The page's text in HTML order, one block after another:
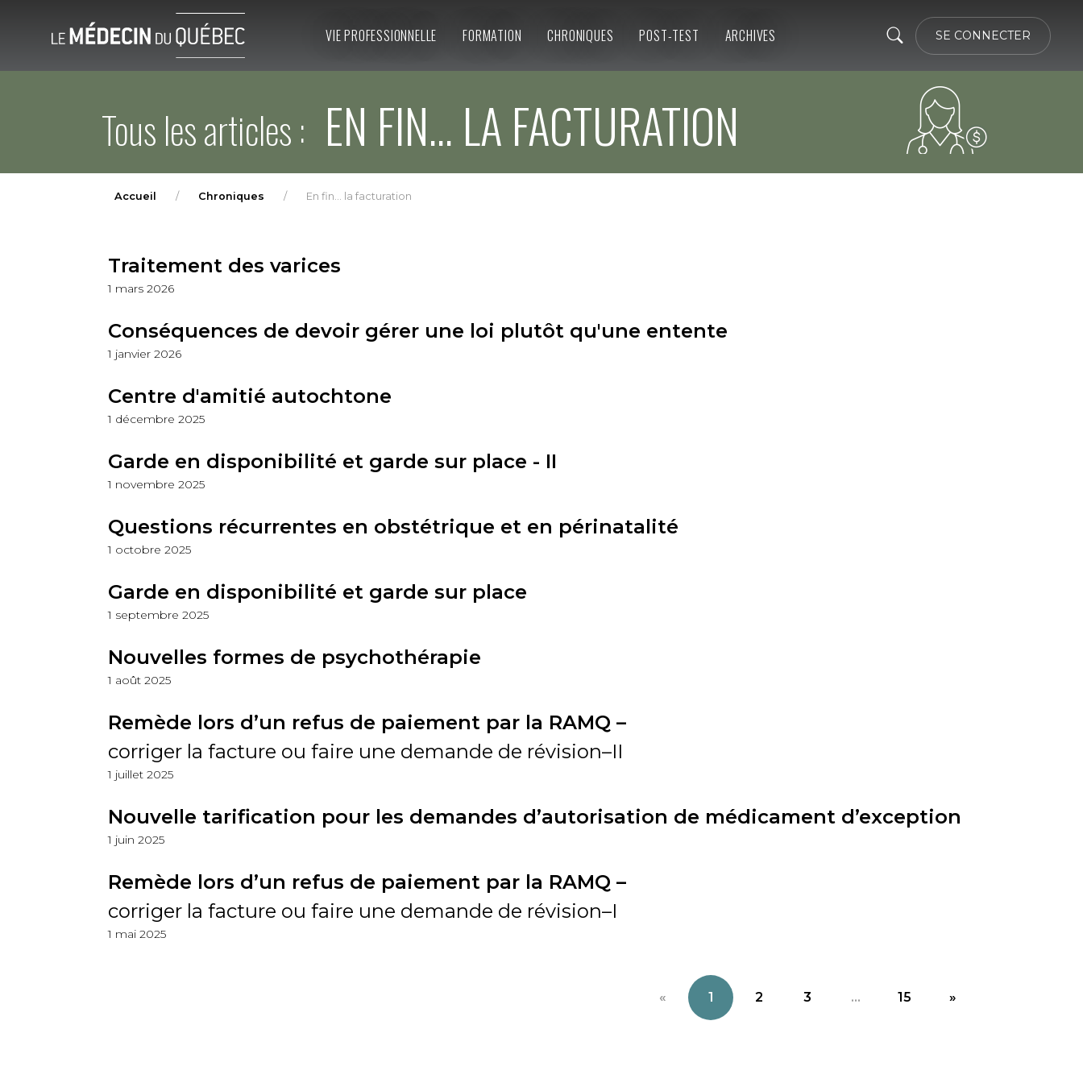
SE CONNECTER
VIE PROFESSIONNELLE FORMATION CHRONIQUES POST-TEST ARCHIVES
Tous les articles : EN FIN... LA FACTURATION
Accueil Chroniques En fin... la facturation
Traitement des varices
1 mars 2026
Conséquences de devoir gérer une loi plutôt qu'une entente
1 janvier 2026
Centre d'amitié autochtone
1 décembre 2025
Garde en disponibilité et garde sur place - II
1 novembre 2025
Questions récurrentes en obstétrique et en périnatalité
1 octobre 2025
Garde en disponibilité et garde sur place
1 septembre 2025
Nouvelles formes de psychothérapie
1 août 2025
Remède lors d’un refus de paiement par la RAMQ –
corriger la facture ou faire une demande de révision–II
1 juillet 2025
Nouvelle tarification pour les demandes d’autorisation de médicament d’exception
1 juin 2025
Remède lors d’un refus de paiement par la RAMQ –
corriger la facture ou faire une demande de révision–I
1 mai 2025
« 1 2 3 ... 15 »